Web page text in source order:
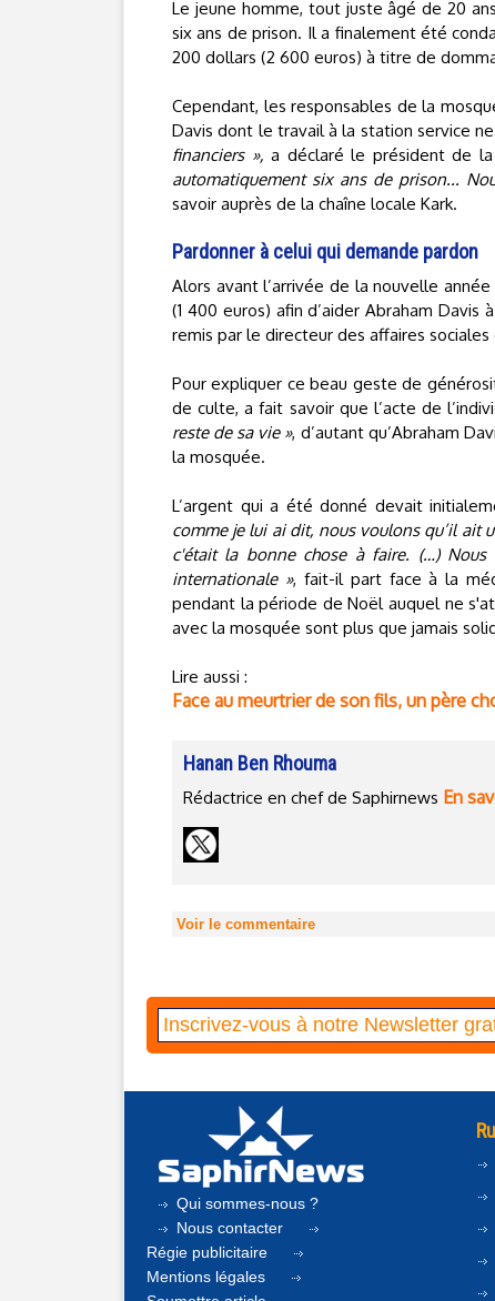
Le jeune homme, tout juste âgé de 20
six ans de prison. Il a finalement été
200 dollars (2 600 euros) à titre de
Cependant, les responsables de la
Davis dont le travail à la station service
financiers », a déclaré le président de la
automatiquement six ans de prison...
savoir auprès de la chaîne locale Kark.
Pardonner à celui qui demande pardon
Alors avant l’arrivée de la nouvelle
(1 400 euros) afin d’aider Abraham
remis par le directeur des affaires
Pour expliquer ce beau geste de
de culte, a fait savoir que l’acte de
reste de sa vie », d’autant qu’Abraham
la mosquée.
L’argent qui a été donné devait
comme je lui ai dit, nous voulons qu’il ait
c'était la bonne chose à faire. (…)
internationale », fait-il part face à la
pendant la période de Noël auquel ne
avec la mosquée sont plus que jamais
Lire aussi :
Face au meurtrier de son fils, un père
Hanan Ben Rhouma
Rédactrice en chef de Saphirnews En
Voir le commentaire
Qui sommes-nous ?
Nous contacter
Régie publicitaire
Mentions légales